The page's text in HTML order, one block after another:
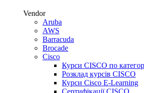
Vendor
Aruba
AWS
Barracuda
Brocade
Cisco
Курси CISCO по
Розклад курсів CISCO
Курси Cisco E-Learning
Сертифікації CISCO